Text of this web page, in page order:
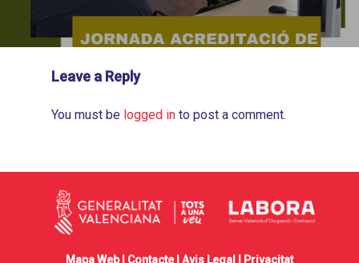
Leave a Reply
You must be logged in to post a comment.
Mapa Web | Contacte| Avis Legal Privacitat